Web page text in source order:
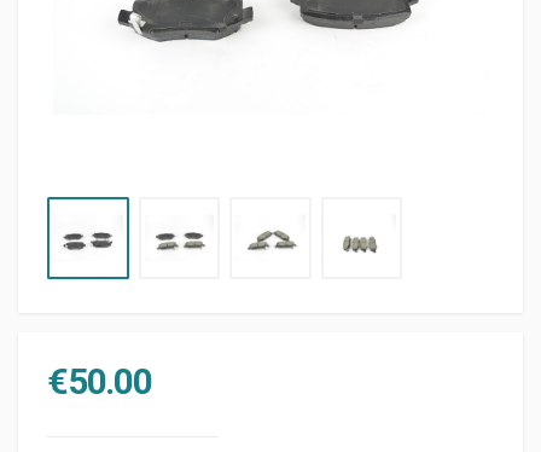
€50.00